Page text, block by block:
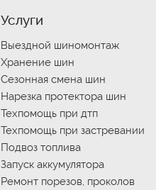
Услуги
Выездной шиномонтаж
Хранение шин
Сезонная смена шин
Нарезка протектора шин
Техпомощь при дтп
Техпомощь при застревании
Подвоз топлива
Запуск аккумулятора
Ремонт порезов, проколов